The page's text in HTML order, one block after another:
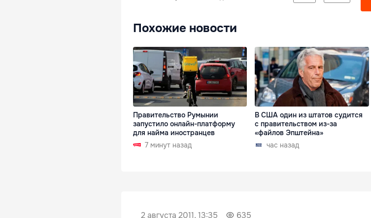
Похожие новости
Правительство Румынии
запустило онлайн-платформу
для найма иностранцев
7 минут назад
В США один из штатов судится
с правительством из-за
«файлов Эпштейна»
час назад
2 августа 2011, 13:35 635